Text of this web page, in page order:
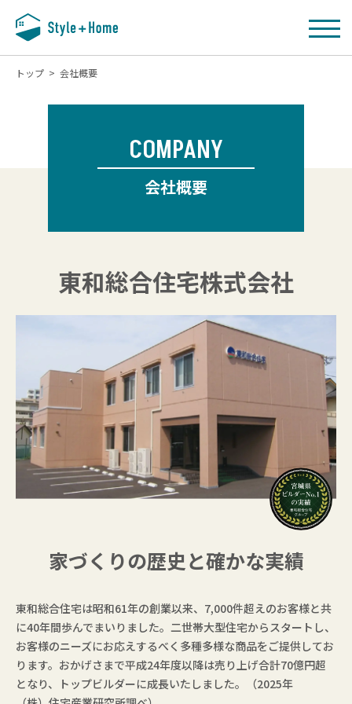
トップ > 会社概要
COMPANY
会社概要
東和総合住宅株式会社
家づくりの歴史と確かな実績
東和総合住宅は昭和61年の創業以来、7,000件超えのお客様と共
に40年間歩んでまいりました。二世帯大型住宅からスタートし、
お客様のニーズにお応えするべく多種多様な商品をご提供してお
ります。おかげさまで平成24年度以降は売り上げ合計70億円超
となり、トップビルダーに成長いたしました。（2025年